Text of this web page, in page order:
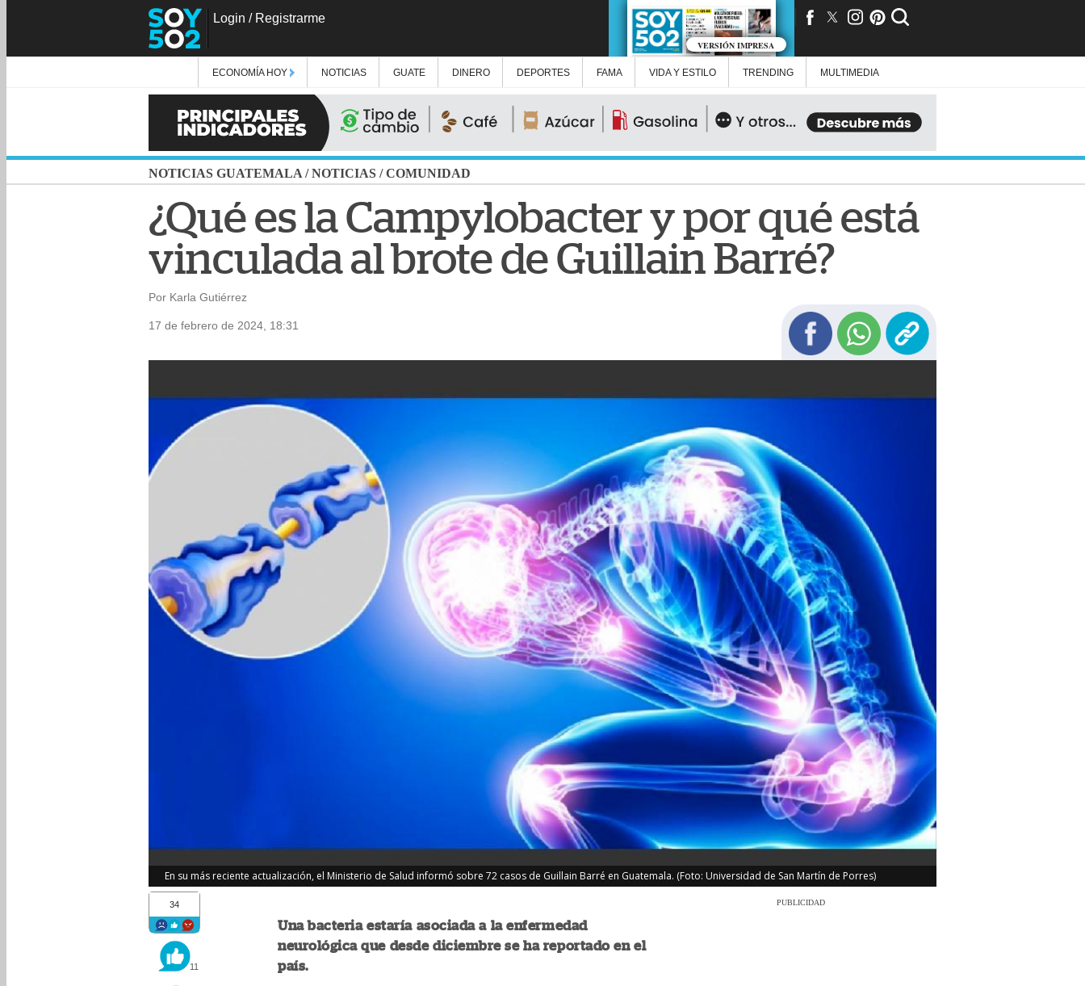
Login / Registrarme
VERSIÓN IMPRESA
ECONOMÍA HOY NOTICIAS GUATE DINERO DEPORTES FAMA VIDA Y ESTILO TRENDING MULTIMEDIA
NOTICIAS GUATEMALA /NOTICIAS /COMUNIDAD
¿Qué es la Campylobacter y por qué está
vinculada al brote de Guillain Barré?
Por Karla Gutiérrez
17 de febrero de 2024, 18:31
En su más reciente actualización, el Ministerio de Salud informó sobre 72 casos de Guillain Barré en Guatemala. (Foto: Universidad de San Martín de Porres)
34
11
Una bacteria estaría asociada a la enfermedad
neurológica que desde diciembre se ha reportado en el
país.
PUBLICIDAD